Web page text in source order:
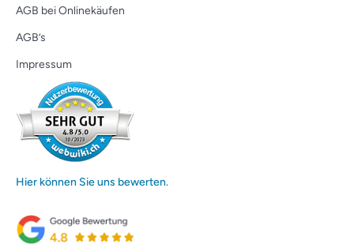
AGB bei Onlinekäufen
AGB’s
Impressum
Hier können Sie uns bewerten.